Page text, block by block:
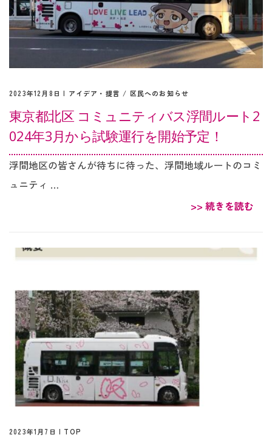
2023年12月8日 | アイデア・提言 / 区民へのお知らせ
東京都北区 コミュニティバス浮間ルート2
024年3月から試験運行を開始予定！
浮間地区の皆さんが待ちに待った、浮間地域ルートのコミ
ュニティ …
>> 続きを読む
2023年1月7日 | TOP